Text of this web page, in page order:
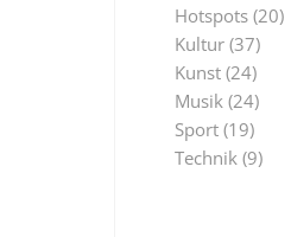
Hotspots (20)
Kultur (37)
Kunst (24)
Musik (24)
Sport (19)
Technik (9)